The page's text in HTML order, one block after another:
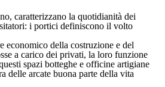
caratterizzano la quotidianità dei
i portici definiscono il volto
economico della costruzione e del
a carico dei privati, la loro funzione
spazi botteghe e officine artigiane
delle arcate buona parte della vita